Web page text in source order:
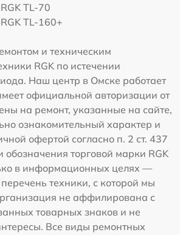
RGK TL-70
RGK TL-160+
и техническим
RGK по истечении
Наш центр в Омске работает
официальной авторизации от
на ремонт, указанные на сайте,
ознакомительный характер и
офертой согласно п. 2 ст. 437
торговой марки RGK
в информационных целях —
техники, с которой мы
не аффилирована с
товарных знаков и не
Все виды ремонтных